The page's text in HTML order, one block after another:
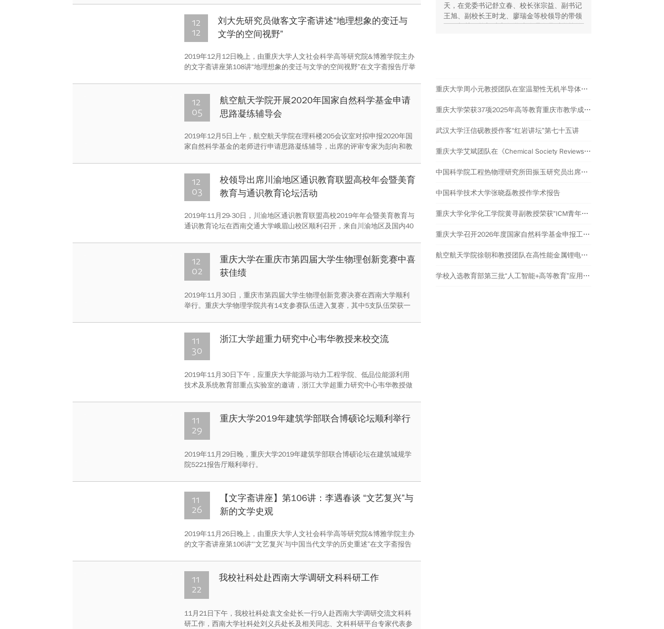
加了此次讲座。
12
12
刘大先研究员做客文字斋讲述“地理想象的变迁与
文学的空间视野”
2019年12月12日晚上，由重庆大学人文社会科学高等研究院&博雅学院主办
的文字斋讲座第108讲“地理想象的变迁与文学的空间视野”在文字斋报告厅举
12
05
航空航天学院开展2020年国家自然科学基金申请
思路凝练辅导会
2019年12月5日上午，航空航天学院在理科楼205会议室对拟申报2020年国
家自然科学基金的老师进行申请思路凝练辅导，出席的评审专家为彭向和教
12
03
校领导出席川渝地区通识教育联盟高校年会暨美育
教育与通识教育论坛活动
2019年11月29-30日，川渝地区通识教育联盟高校2019年年会暨美育教育与
通识教育论坛在西南交通大学峨眉山校区顺利召开，来自川渝地区及国内40
12
02
重庆大学在重庆市第四届大学生物理创新竞赛中喜
获佳绩
2019年11月30日，重庆市第四届大学生物理创新竞赛决赛在西南大学顺利
举行。重庆大学物理学院共有14支参赛队伍进入复赛，其中5支队伍荣获一
11
30
浙江大学超重力研究中心韦华教授来校交流
2019年11月30日下午，应重庆大学能源与动力工程学院、低品位能源利用
技术及系统教育部重点实验室的邀请，浙江大学超重力研究中心韦华教授做
11
29
重庆大学2019年建筑学部联合博硕论坛顺利举行
2019年11月29日晚，重庆大学2019年建筑学部联合博硕论坛在建筑城规学
院5221报告厅顺利举行。
11
26
【文字斋讲座】第106讲：李遇春谈 “文艺复兴”与
新的文学史观
2019年11月26日晚上，由重庆大学人文社会科学高等研究院&博雅学院主办
的文字斋讲座第106讲“‘文艺复兴’与中国当代文学的历史重述”在文字斋报告
11
22
我校社科处赴西南大学调研文科科研工作
11月21日下午，我校社科处袁文全处长一行9人赴西南大学调研交流文科科
研工作，西南大学社科处刘义兵处长及相关同志、文科科研平台专家代表参
天，在党委书记舒立春、校长张宗益、副书记
王旭、副校长王时龙、廖瑞金等校领导的带领
下，相关职能部处和各学院管理人员对学校的
重庆大学周小元教授团队在室温塑性无机半导体材料研究领域取得重要进展
重庆大学荣获37项2025年高等教育重庆市教学成果奖
武汉大学汪信砚教授作客“红岩讲坛”第七十五讲
重庆大学艾斌团队在《Chemical Society Reviews》发表综述文章
中国科学院工程热物理研究所田振玉研究员出席工程科学前沿讲坛并作报告
中国科学技术大学张晓磊教授作学术报告
重庆大学化学化工学院黄寻副教授荣获“ICM青年创新奖”
重庆大学召开2026年度国家自然科学基金申报工作会
航空航天学院徐朝和教授团队在高性能金属锂电池领域取得系列研究进展
学校入选教育部第三批“人工智能+高等教育”应用场景典型案例